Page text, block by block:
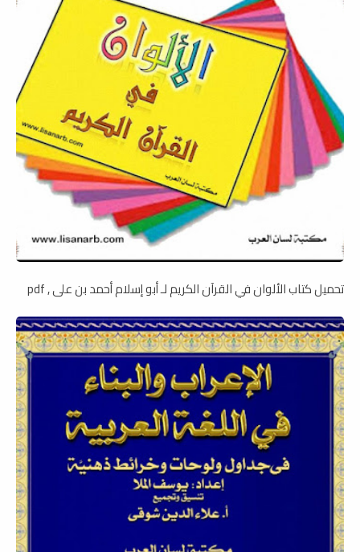
تحميل كتاب الألوان في القرآن الكريم لـ أبو إسلام أحمد بن على , pdf